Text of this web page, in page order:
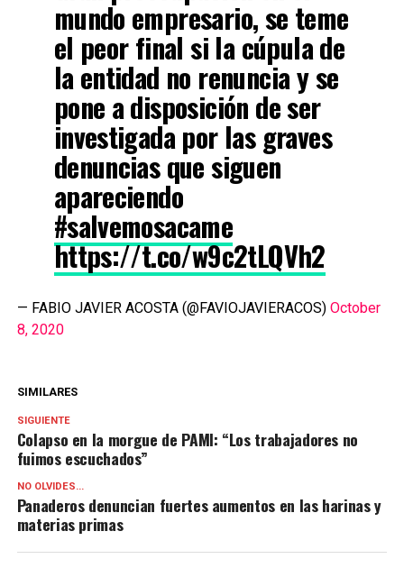
mundo empresario, se teme
el peor final si la cúpula de
la entidad no renuncia y se
pone a disposición de ser
investigada por las graves
denuncias que siguen
apareciendo
#salvemosacame
https://t.co/w9c2tLQVh2
— FABIO JAVIER ACOSTA (@FAVIOJAVIERACOS) October
8, 2020
SIMILARES
SIGUIENTE
Colapso en la morgue de PAMI: “Los trabajadores no
fuimos escuchados”
NO OLVIDES...
Panaderos denuncian fuertes aumentos en las harinas y
materias primas